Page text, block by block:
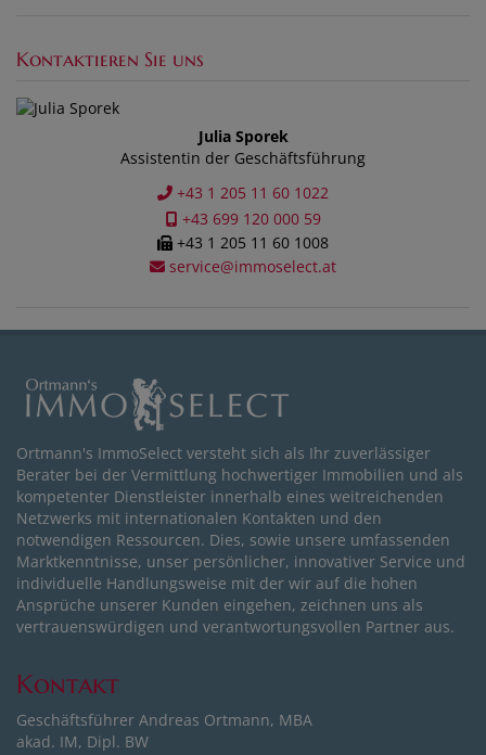
Kontaktieren Sie uns
Julia Sporek
Assistentin der Geschäftsführung
+43 1 205 11 60 1022
+43 699 120 000 59
+43 1 205 11 60 1008
service@immoselect.at
Ortmann's ImmoSelect versteht sich als Ihr zuverlässiger
Berater bei der Vermittlung hochwertiger Immobilien und als
kompetenter Dienstleister innerhalb eines weitreichenden
Netzwerks mit internationalen Kontakten und den
notwendigen Ressourcen. Dies, sowie unsere umfassenden
Marktkenntnisse, unser persönlicher, innovativer Service und
individuelle Handlungsweise mit der wir auf die hohen
Ansprüche unserer Kunden eingehen, zeichnen uns als
vertrauenswürdigen und verantwortungsvollen Partner aus.
Kontakt
Geschäftsführer Andreas Ortmann, MBA
akad. IM, Dipl. BW